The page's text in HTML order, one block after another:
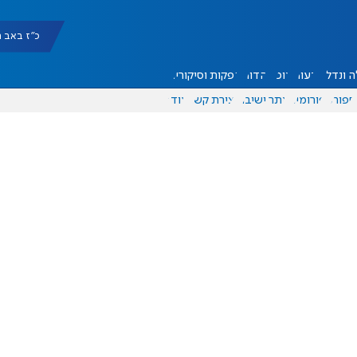
כ"ז באב
ונדל"ן דעות אוכל יהדות הפקות וסיקורים
ספורט פורומים אתר ישיבה יצירת קשר עוד